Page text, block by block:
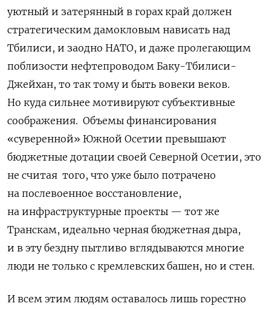
уютный и затерянный в горах край должен
стратегическим дамокловым нависать над
Тбилиси, и заодно НАТО, и даже пролегающим
поблизости нефтепроводом Баку-Тбилиси-
Джейхан, то так тому и быть вовеки веков.
Но куда сильнее мотивируют субъективные
соображения. Объемы финансирования
«суверенной» Южной Осетии превышают
бюджетные дотации своей Северной Осетии, это
не считая того, что уже было потрачено
на послевоенное восстановление,
на инфраструктурные проекты — тот же
Транскам, идеально черная бюджетная дыра,
и в эту бездну пытливо вглядываются многие
люди не только с кремлевских башен, но и стен.
И всем этим людям оставалось лишь горестно